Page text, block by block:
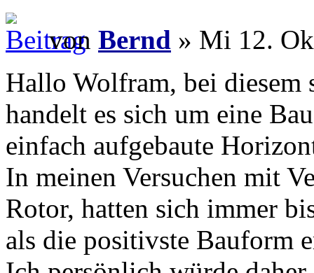
von Bernd » Mi 12.
Hallo Wolfram, bei diesem
handelt es sich um eine
einfach aufgebaute
In meinen Versuchen mit
Rotor, hatten sich immer
als die positivste Bauform